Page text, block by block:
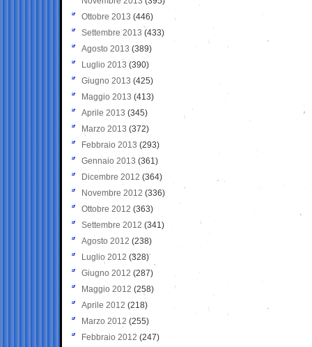
Ottobre 2013 (446)
Settembre 2013 (433)
Agosto 2013 (389)
Luglio 2013 (390)
Giugno 2013 (425)
Maggio 2013 (413)
Aprile 2013 (345)
Marzo 2013 (372)
Febbraio 2013 (293)
Gennaio 2013 (361)
Dicembre 2012 (364)
Novembre 2012 (336)
Ottobre 2012 (363)
Settembre 2012 (341)
Agosto 2012 (238)
Luglio 2012 (328)
Giugno 2012 (287)
Maggio 2012 (258)
Aprile 2012 (218)
Marzo 2012 (255)
Febbraio 2012 (247)